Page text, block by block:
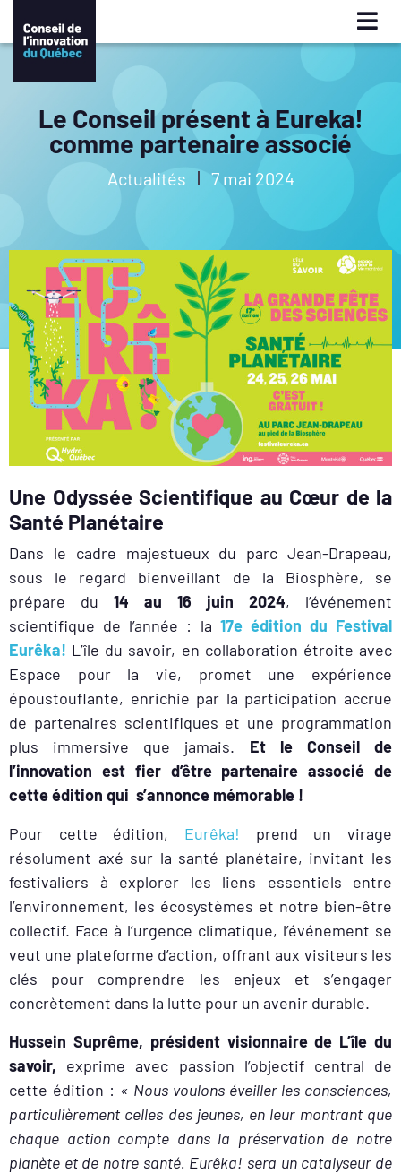
Le Conseil présent à Eureka!
comme partenaire associé
Actualités 7 mai 2024
Une Odyssée Scientifique au Cœur de la
Santé Planétaire
Dans le cadre majestueux du parc Jean-Drapeau,
sous le regard bienveillant de la Biosphère, se
prépare du 14 au 16 juin 2024, l’événement
scientifique de l’année : la 17e édition du Festival
Eurêka! L’île du savoir, en collaboration étroite avec
Espace pour la vie, promet une expérience
époustouflante, enrichie par la participation accrue
de partenaires scientifiques et une programmation
plus immersive que jamais. Et le Conseil de
l’innovation est fier d’être partenaire associé de
cette édition qui s’annonce mémorable !
Pour cette édition, Eurêka! prend un virage
résolument axé sur la santé planétaire, invitant les
festivaliers à explorer les liens essentiels entre
l’environnement, les écosystèmes et notre bien-être
collectif. Face à l’urgence climatique, l’événement se
veut une plateforme d’action, offrant aux visiteurs les
clés pour comprendre les enjeux et s’engager
concrètement dans la lutte pour un avenir durable.
Hussein Suprême, président visionnaire de L’île du
savoir, exprime avec passion l’objectif central de
cette édition : « Nous voulons éveiller les consciences,
particulièrement celles des jeunes, en leur montrant que
chaque action compte dans la préservation de notre
planète et de notre santé. Eurêka! sera un catalyseur de